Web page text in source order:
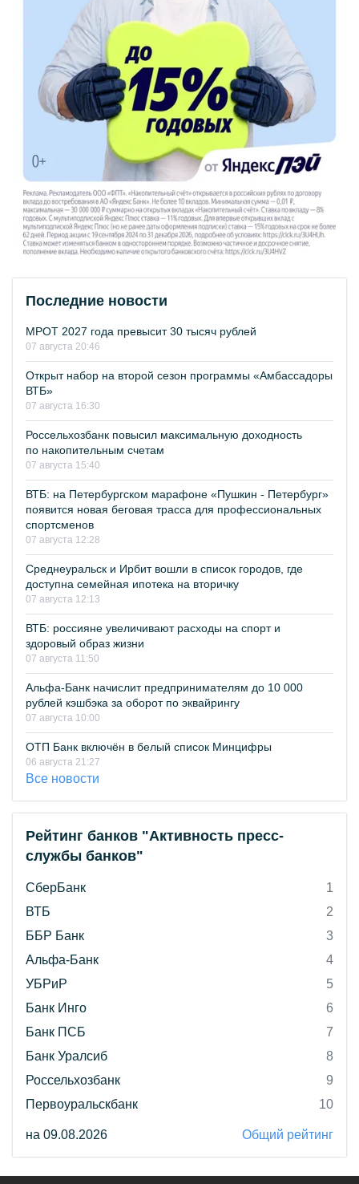
Последние новости
МРОТ 2027 года превысит 30 тысяч рублей
07 августа 20:46
Открыт набор на второй сезон программы «Амбассадоры
ВТБ»
07 августа 16:30
Россельхозбанк повысил максимальную доходность
по накопительным счетам
07 августа 15:40
ВТБ: на Петербургском марафоне «Пушкин - Петербург»
появится новая беговая трасса для профессиональных
спортсменов
07 августа 12:28
Среднеуральск и Ирбит вошли в список городов, где
доступна семейная ипотека на вторичку
07 августа 12:13
ВТБ: россияне увеличивают расходы на спорт и
здоровый образ жизни
07 августа 11:50
Альфа-Банк начислит предпринимателям до 10 000
рублей кэшбэка за оборот по эквайрингу
07 августа 10:00
ОТП Банк включён в белый список Минцифры
06 августа 21:27
Все новости
Рейтинг банков "Активность пресс-
службы банков"
СберБанк
1
ВТБ
2
ББР Банк
3
Альфа-Банк
4
УБРиР
5
Банк Инго
6
Банк ПСБ
7
Банк Уралсиб
8
Россельхозбанк
9
Первоуральскбанк
10
на 09.08.2026 Общий рейтинг